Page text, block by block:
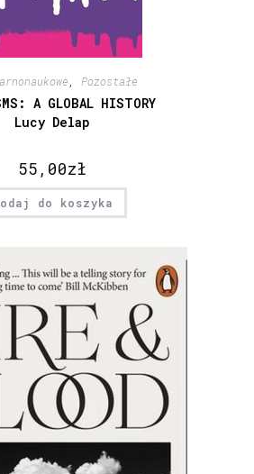
Pozostałe
A GLOBAL HISTORY
Lucy Delap
55,00zł
do koszyka